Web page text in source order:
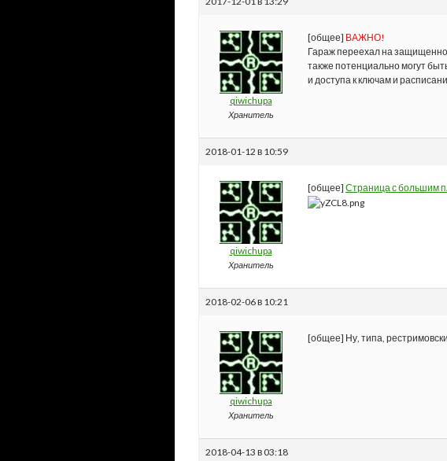
qiwichupa
Хранитель
[общее] ВАЖНО!
Гараж переехал на
также потенциально могут
и доступа к ключам и
2018-01-12 в 10:59
qiwichupa
Хранитель
[общее] Страница с большим
2018-02-06 в 10:21
qiwichupa
Хранитель
[общее] Ну, типа,
2018-04-13 в 03:18